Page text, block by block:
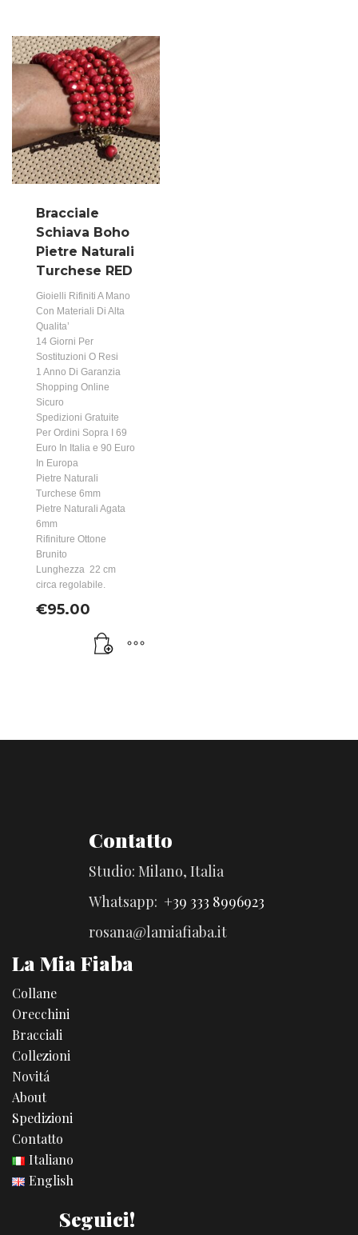
Bracciale
Schiava Boho
Pietre Naturali
Turchese RED
Gioielli Rifiniti A Mano
Con Materiali Di Alta
Qualita’
14 Giorni Per
Sostituzioni O Resi
1 Anno Di Garanzia
Shopping Online
Sicuro
Spedizioni Gratuite
Per Ordini Sopra I 69
Euro In Italia e 90 Euro
In Europa
Pietre Naturali
Turchese 6mm
Pietre Naturali Agata
6mm
Rifiniture Ottone
Brunito
Lunghezza 22 cm
circa regolabile.
€95.00
Contatto
Studio: Milano, Italia
Whatsapp: +39 333 8996923
rosana@lamiafiaba.it
La Mia Fiaba
Collane
Orecchini
Bracciali
Collezioni
Novitá
About
Spedizioni
Contatto
Italiano
English
Seguici!